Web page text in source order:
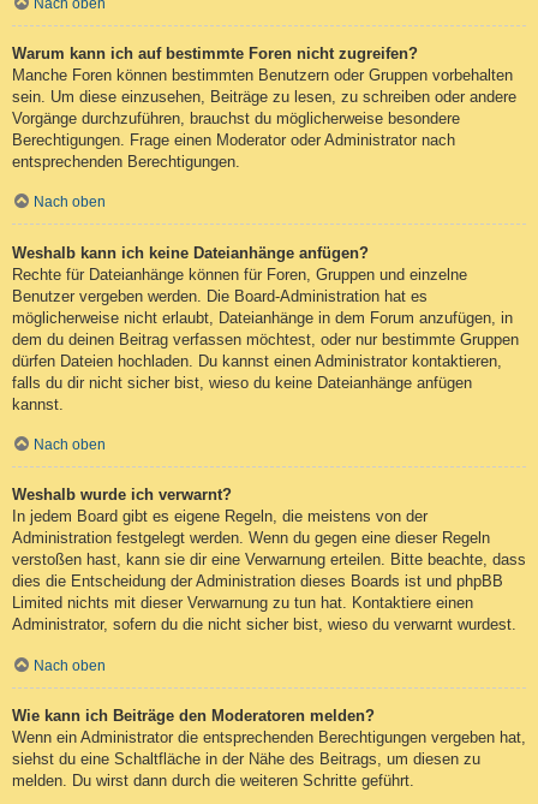
Warum kann ich auf bestimmte Foren nicht zugreifen?
Manche Foren können bestimmten Benutzern oder Gruppen vorbehalten
sein. Um diese einzusehen, Beiträge zu lesen, zu schreiben oder andere
Vorgänge durchzuführen, brauchst du möglicherweise besondere
Berechtigungen. Frage einen Moderator oder Administrator nach
entsprechenden Berechtigungen.
Nach oben
Weshalb kann ich keine Dateianhänge anfügen?
Rechte für Dateianhänge können für Foren, Gruppen und einzelne
Benutzer vergeben werden. Die Board-Administration hat es
möglicherweise nicht erlaubt, Dateianhänge in dem Forum anzufügen, in
dem du deinen Beitrag verfassen möchtest, oder nur bestimmte Gruppen
dürfen Dateien hochladen. Du kannst einen Administrator kontaktieren,
falls du dir nicht sicher bist, wieso du keine Dateianhänge anfügen
kannst.
Nach oben
Weshalb wurde ich verwarnt?
In jedem Board gibt es eigene Regeln, die meistens von der
Administration festgelegt werden. Wenn du gegen eine dieser Regeln
verstoßen hast, kann sie dir eine Verwarnung erteilen. Bitte beachte, dass
dies die Entscheidung der Administration dieses Boards ist und phpBB
Limited nichts mit dieser Verwarnung zu tun hat. Kontaktiere einen
Administrator, sofern du die nicht sicher bist, wieso du verwarnt wurdest.
Nach oben
Wie kann ich Beiträge den Moderatoren melden?
Wenn ein Administrator die entsprechenden Berechtigungen vergeben hat,
siehst du eine Schaltfläche in der Nähe des Beitrags, um diesen zu
melden. Du wirst dann durch die weiteren Schritte geführt.